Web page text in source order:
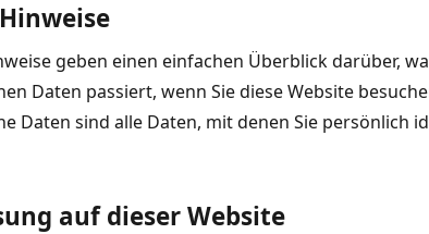
geben einen einfachen Überblick darüber,
Daten passiert, wenn Sie diese Website
Daten sind alle Daten, mit denen Sie persönlich
auf dieser Website